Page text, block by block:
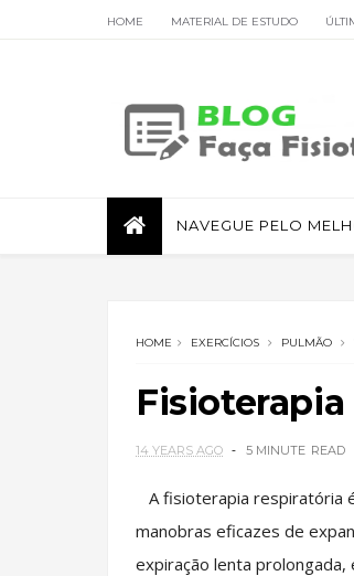
HOME MATERIAL DE ESTUDO
FISIOTERAPIA
NAVEGUE PELO
HOME EXERCÍCIOS PULMÃO
14 YEARS AGO 5 MINUTE READ
A fisioterapia respiratória
manobras eficazes de
expiração lenta